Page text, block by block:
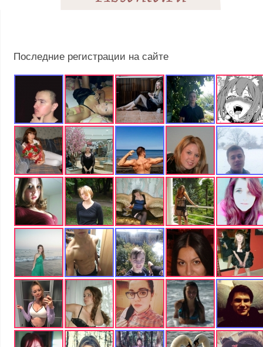
Последние регистрации на сайте